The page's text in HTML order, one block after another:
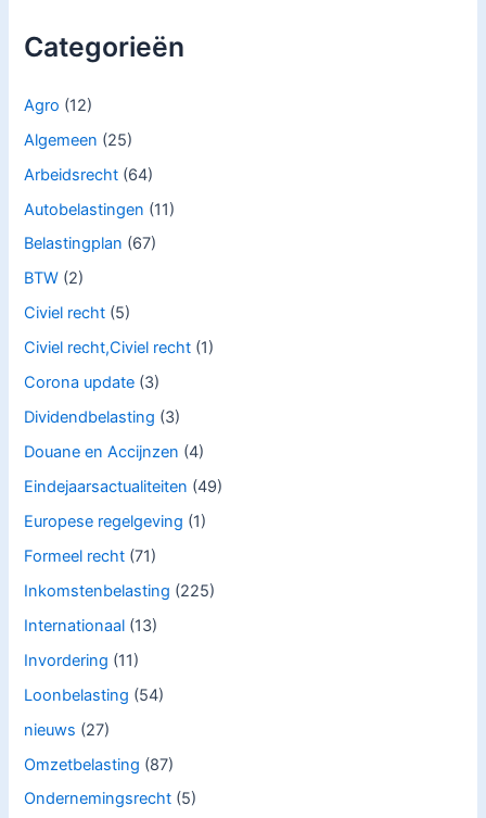
Categorieën
Agro (12)
Algemeen (25)
Arbeidsrecht (64)
Autobelastingen (11)
Belastingplan (67)
BTW (2)
Civiel recht (5)
Civiel recht,Civiel recht (1)
Corona update (3)
Dividendbelasting (3)
Douane en Accijnzen (4)
Eindejaarsactualiteiten (49)
Europese regelgeving (1)
Formeel recht (71)
Inkomstenbelasting (225)
Internationaal (13)
Invordering (11)
Loonbelasting (54)
nieuws (27)
Omzetbelasting (87)
Ondernemingsrecht (5)